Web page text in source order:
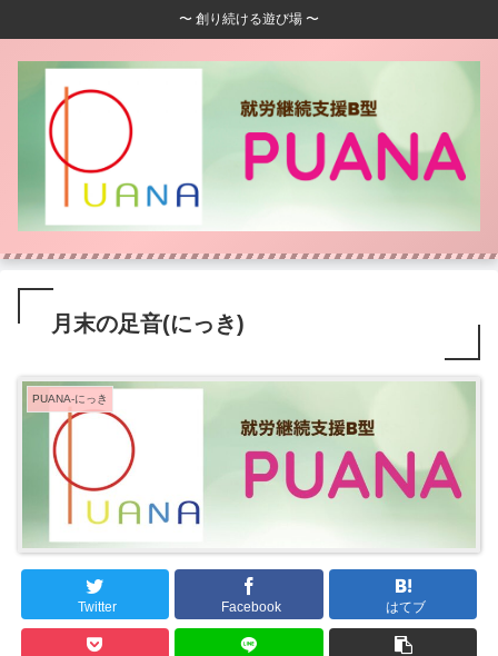
〜 創り続ける遊び場 〜
月末の足音(にっき)
PUANA-にっき
Twitter Facebook はてブ